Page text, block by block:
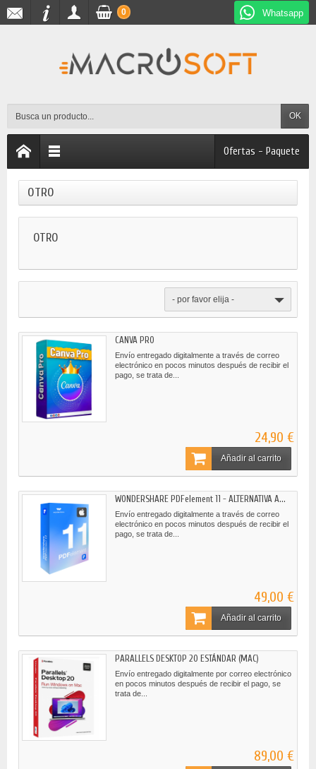
Whatsapp
OK
0
Ofertas - Paquete
OTRO
OTRO
- por favor elija -
CANVA PRO
Envío entregado digitalmente a través de correo
electrónico en pocos minutos después de recibir el
pago, se trata de...
24,90 €
Añadir al carrito
WONDERSHARE PDFelement 11 - ALTERNATIVA A...
Envío entregado digitalmente a través de correo
electrónico en pocos minutos después de recibir el
pago, se trata de...
49,00 €
Añadir al carrito
PARALLELS DESKTOP 20 ESTÁNDAR (MAC)
Envío entregado digitalmente por correo electrónico
en pocos minutos después de recibir el pago, se
trata de...
89,00 €